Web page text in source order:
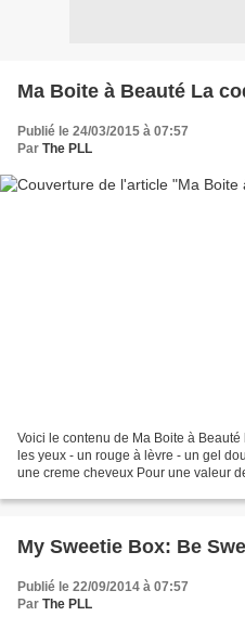
Ma Boite à Beauté La
Publié le 24/03/2015 à 07:57
Par The PLL
Voici le contenu de Ma Boite à
les yeux - un rouge à lèvre - un gel
une creme cheveux Pour une valeur
My Sweetie Box: Be
Publié le 22/09/2014 à 07:57
Par The PLL